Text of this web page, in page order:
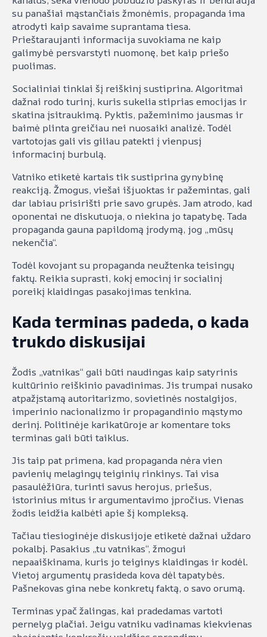
su panašiai mąstančiais žmonėmis, propaganda ima
atrodyti kaip savaime suprantama tiesa.
Prieštaraujanti informacija suvokiama ne kaip
galimybė persvarstyti nuomonę, bet kaip priešo
puolimas.
Socialiniai tinklai šį reiškinį sustiprina. Algoritmai
dažnai rodo turinį, kuris sukelia stiprias emocijas ir
skatina įsitraukimą. Pyktis, pažeminimo jausmas ir
baimė plinta greičiau nei nuosaiki analizė. Todėl
vartotojas gali vis giliau patekti į vienpusį
informacinį burbulą.
Vatniko etiketė kartais tik sustiprina gynybinę
reakciją. Žmogus, viešai išjuoktas ir pažemintas, gali
dar labiau prisirišti prie savo grupės. Jam atrodo, kad
oponentai ne diskutuoja, o niekina jo tapatybę. Tada
propaganda gauna papildomą įrodymą, jog „mūsų
nekenčia“.
Todėl kovojant su propaganda neužtenka teisingų
faktų. Reikia suprasti, kokį emocinį ir socialinį
poreikį klaidingas pasakojimas tenkina.
Kada terminas padeda, o kada
trukdo diskusijai
Žodis „vatnikas“ gali būti naudingas kaip satyrinis
kultūrinio reiškinio pavadinimas. Jis trumpai nusako
atpažįstamą autoritarizmo, sovietinės nostalgijos,
imperinio nacionalizmo ir propagandinio mąstymo
derinį. Politinėje karikatūroje ar komentare toks
terminas gali būti taiklus.
Jis taip pat primena, kad propaganda nėra vien
pavienių melagingų teiginių rinkinys. Tai visa
pasaulėžiūra, turinti savus herojus, priešus,
istorinius mitus ir argumentavimo įpročius. Vienas
žodis leidžia kalbėti apie šį kompleksą.
Tačiau tiesioginėje diskusijoje etiketė dažnai uždaro
pokalbį. Pasakius „tu vatnikas“, žmogui
nepaaiškinama, kuris jo teiginys klaidingas ir kodėl.
Vietoj argumentų prasideda kova dėl tapatybės.
Pašnekovas gina nebe konkretų faktą, o savo orumą.
Terminas ypač žalingas, kai pradedamas vartoti
pernelyg plačiai. Jeigu vatniku vadinamas kiekvienas